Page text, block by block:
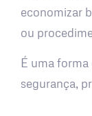
economizar
ou
É uma
segurança,